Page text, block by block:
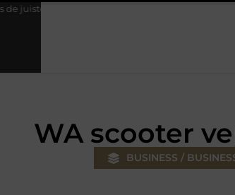
voor jouw klus
WA scooter
BUSINESS /